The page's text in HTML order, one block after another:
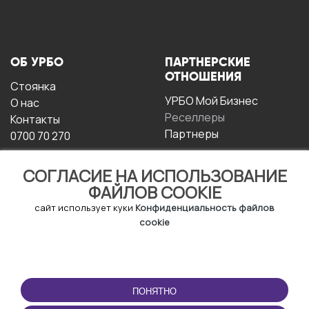
СОГЛАСИЕ НА ИСПОЛЬЗОВАНИЕ
ФАЙЛОВ COOKIE
сайт использует куки Конфиденциальность файлов
cookie
ПОНЯТНО
ОБ УРБО
Стоянка
О нас
Контакты
0700 70 270
ПАРТНЕРСКИЕ
ОТНОШЕНИЯ
УРБО Мой Бизнес
Реселлеры
Партнеры
ЭКСПЛУАТАЦИИ
Условия и положения
ПРИЛОЖЕНИЕ